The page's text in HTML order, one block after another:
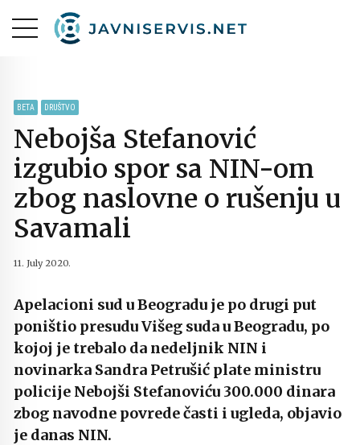
BETA DRUŠTVO
Nebojša Stefanović
izgubio spor sa NIN-om
zbog naslovne o rušenju u
Savamali
11. July 2020.
Apelacioni sud u Beogradu je po drugi put
poništio presudu Višeg suda u Beogradu, po
kojoj je trebalo da nedeljnik NIN i
novinarka Sandra Petrušić plate ministru
policije Nebojši Stefanoviću 300.000 dinara
zbog navodne povrede časti i ugleda, objavio
je danas NIN.